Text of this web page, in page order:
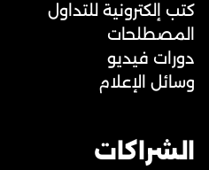
كتب إلكترونية للتداول
المصطلحات
دورات فيديو
وسائل الإعلام
الشراكات